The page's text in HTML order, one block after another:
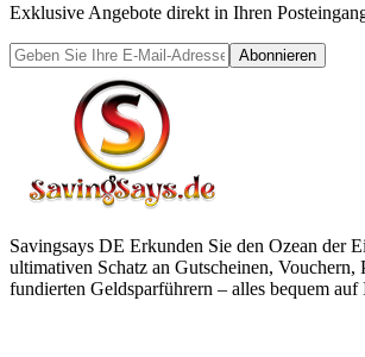
Exklusive Angebote direkt in Ihren
Abonnieren
Savingsays DE Erkunden Sie den Ozean der
ultimativen Schatz an Gutscheinen, Vouchern,
fundierten Geldsparführern – alles bequem auf